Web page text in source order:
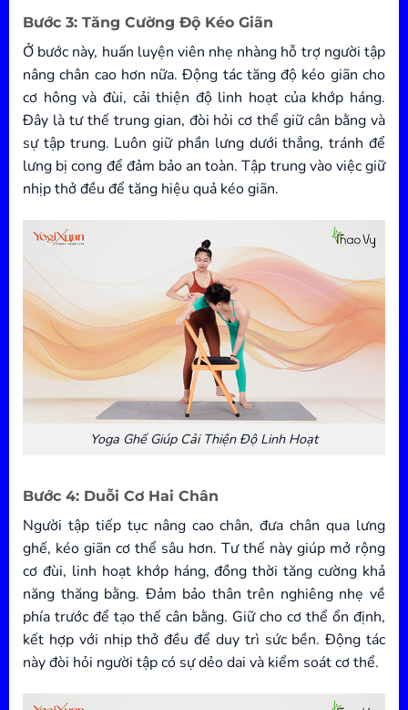
Bước 3: Tăng Cường Độ Kéo Giãn
Ở bước này, huấn luyện viên nhẹ nhàng hỗ trợ người tập
nâng chân cao hơn nữa. Động tác tăng độ kéo giãn cho
cơ hông và đùi, cải thiện độ linh hoạt của khớp háng.
Đây là tư thế trung gian, đòi hỏi cơ thể giữ cân bằng và
sự tập trung. Luôn giữ phần lưng dưới thẳng, tránh để
lưng bị cong để đảm bảo an toàn. Tập trung vào việc giữ
nhịp thở đều để tăng hiệu quả kéo giãn.
Yoga Ghế Giúp Cải Thiện Độ Linh Hoạt
Bước 4: Duỗi Cơ Hai Chân
Người tập tiếp tục nâng cao chân, đưa chân qua lưng
ghế, kéo giãn cơ thể sâu hơn. Tư thế này giúp mở rộng
cơ đùi, linh hoạt khớp háng, đồng thời tăng cường khả
năng thăng bằng. Đảm bảo thân trên nghiêng nhẹ về
phía trước để tạo thế cân bằng. Giữ cho cơ thể ổn định,
kết hợp với nhịp thở đều để duy trì sức bền. Động tác
này đòi hỏi người tập có sự dẻo dai và kiểm soát cơ thể.